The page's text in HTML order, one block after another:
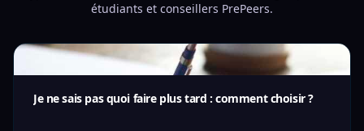
étudiants et conseillers PrePeers.
Je ne sais pas quoi faire plus tard : comment choisir ?